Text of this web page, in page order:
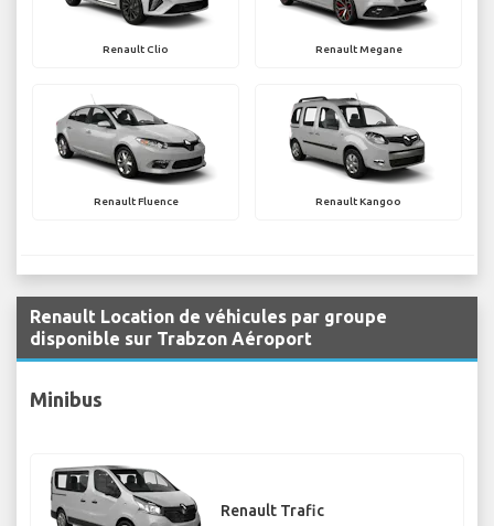
Renault Clio Renault Megane
Renault Fluence Renault Kangoo
Renault Location de véhicules par groupe
disponible sur Trabzon Aéroport
Minibus
Renault Trafic